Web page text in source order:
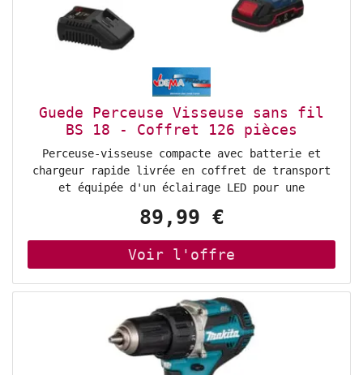
de fixation dure/doux: 62 / 36 Nm • Réglage du
couple d'embrayage: 21 • Impacts par minute
(IPM): 0 - 9000 / 28 500 min?1 • Diametre de
en maçonnerie max.: 13 mm • Diametre de forage
en béton max.: 13 mm • Diametre de forage en
acier max.: 13 mm • Tige de conduite:
1/2"-20UNF " • Capacité du mandrin: 1,5 - 13 mm
• Poids de l'outil avec batterie (EPTA): 1,5 -
1,8 kg • Dimensions du produit (L x l x H): 198
x 79 x 249 mm • Composants batterie (Ni-CD /
NI-MH / LI-ION): Li-ion Photo d'illustration>
Guede Perceuse Visseuse sans fil
BS 18 - Coffret 126 pièces
Perceuse-visseuse compacte avec batterie et
chargeur rapide livrée en coffret de transport
et équipée d'un éclairage LED pour une
89,99 €